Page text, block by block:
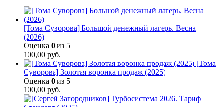
[Тома Суворова] Большой денежный лагерь. Весна
(2026)
Оценка 0 из 5
100,00 руб.
[Тома
Суворова] Золотая воронка продаж (2025)
Оценка 0 из 5
100,00 руб.